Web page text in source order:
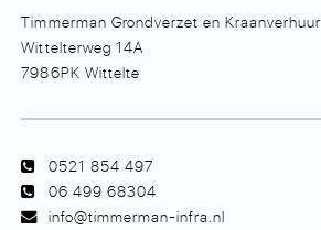
Timmerman Grondverzet en Kraanverhuur
Wittelterweg 14A
7986PK Wittelte
0521 854 497
06 499 68304
info@timmerman-infra.nl